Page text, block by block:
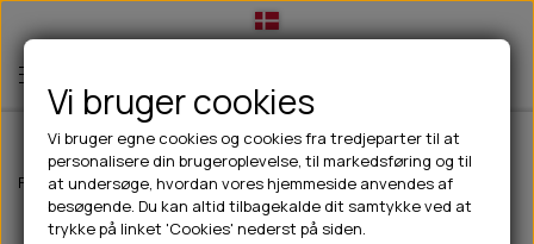
TIL HUND
💧FODER- VANDSKÅLE
TIL HUNDEEJER
Forside Til hunde hundelegetøj Kong Wild Knots Fox - S/M
Vi bruger cookies
Vi bruger egne cookies og cookies fra tredjeparter til at
personalisere din brugeroplevelse, til markedsføring og til
at undersøge, hvordan vores hjemmeside anvendes af
besøgende. Du kan altid tilbagekalde dit samtykke ved at
trykke på linket 'Cookies' nederst på siden.